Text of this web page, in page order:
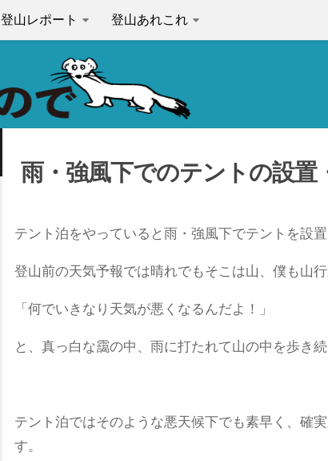
登山レポート 登山あれこれ
雨・強風下でのテントの設置
テント泊をやっていると雨・強風下でテントを設
登山前の天気予報では晴れでもそこは山、僕も山
「何でいきなり天気が悪くなるんだよ！」
と、真っ白な靄の中、雨に打たれて山の中を歩き
テント泊ではそのような悪天候下でも素早く、確
す。